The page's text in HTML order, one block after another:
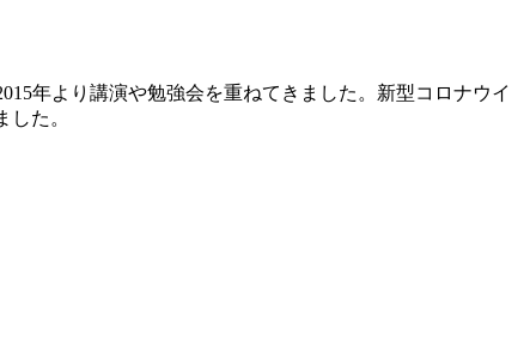
年より講演や勉強会を重ねてきました。新型コロナウイ
た。